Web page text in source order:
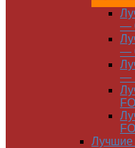
—
—
—
Лучшие